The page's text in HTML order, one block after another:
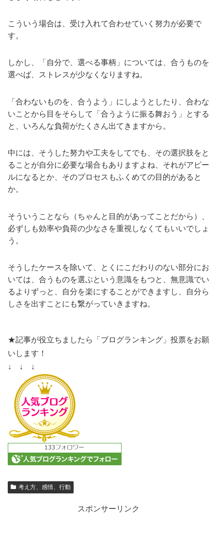
こういう場合は、受け入れて合わせていく努力が必要で
す。
しかし、「自分で、選べる事柄」については、合うものを
選べば、ストレスが少なくなりますね。
「合わないものを、合うよう」にしようとしたり、合わな
いことから目をそらして「合うように振る舞おう」とする
と、いろんな負荷がたくさん出てきますから。
中には、そうした努力や工夫をしてでも、その選択肢をと
ることが自分に必要な場合もありますよね、それがアピー
ルになるとか、そのプロセスもふくめての目的があると
か。
そういうことなら（ちゃんと目的があってことだから）、
必ずしも効率や負荷の少なさを重視しなくてもいいでしょ
う。
そうしたケースを除いて、とくにこだわりのない部分にお
いては、合うものを選ぶという意識をもつと、無意識でい
るよりずっと、自分を楽にすることができますし、自分ら
しさを出すことにも繋がっていきますね。
★記事が役立ちましたら「ブログランキング」投票をお願
いします！
↓ ↓ ↓
考え方、感情、行動
スポンサーリンク